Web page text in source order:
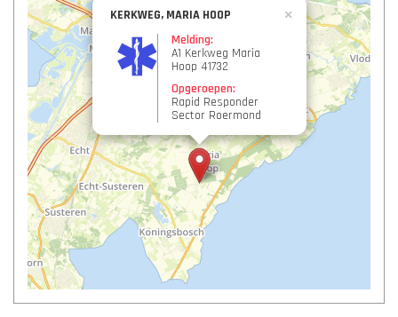
KERKWEG, MARIA HOOP
Melding:
A1 Kerkweg Maria
Hoop 41732
Opgeroepen:
Rapid Responder
Sector Roermond
×